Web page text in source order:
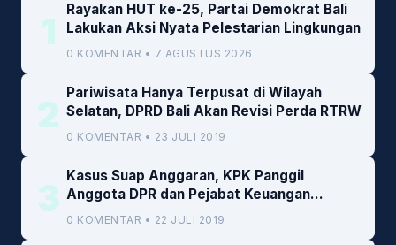
1
Rayakan HUT ke-25, Partai Demokrat Bali
Lakukan Aksi Nyata Pelestarian Lingkungan
0 KOMENTAR • 7 AGUSTUS 2026
2
Pariwisata Hanya Terpusat di Wilayah
Selatan, DPRD Bali Akan Revisi Perda RTRW
0 KOMENTAR • 23 JULI 2019
3
Kasus Suap Anggaran, KPK Panggil
Anggota DPR dan Pejabat Keuangan
Kemenkeu
0 KOMENTAR • 22 JULI 2019